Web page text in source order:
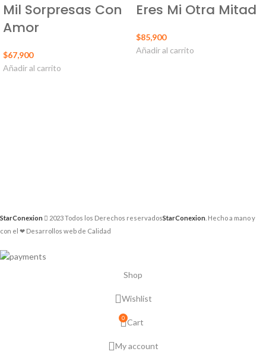
Mil Sorpresas Con
Amor
$67,900
Añadir al carrito
Eres Mi Otra Mitad
$85,900
Añadir al carrito
StarConexion 2023 Todos los Derechos reservadosStarConexion . Hecho a mano y
con el ❤ Desarrollos web de Calidad
Shop
Wishlist
0 Cart
My account